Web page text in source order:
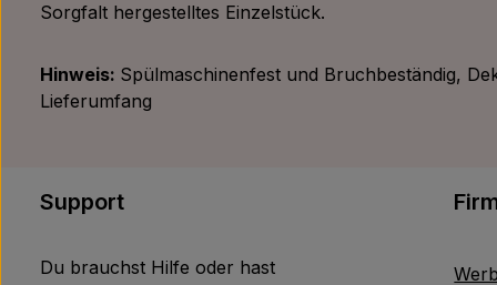
Sorgfalt hergestelltes Einzelstück.
Hinweis: Spülmaschinenfest und Bruchbeständig,
Lieferumfang
Support
Du brauchst Hilfe oder hast